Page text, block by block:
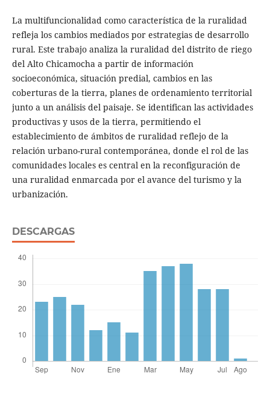
La multifuncionalidad como característica de la ruralidad
refleja los cambios mediados por estrategias de desarrollo
rural. Este trabajo analiza la ruralidad del distrito de riego
del Alto Chicamocha a partir de información
socioeconómica, situación predial, cambios en las
coberturas de la tierra, planes de ordenamiento territorial
junto a un análisis del paisaje. Se identifican las actividades
productivas y usos de la tierra, permitiendo el
establecimiento de ámbitos de ruralidad reflejo de la
relación urbano-rural contemporánea, donde el rol de las
comunidades locales es central en la reconfiguración de
una ruralidad enmarcada por el avance del turismo y la
urbanización.
DESCARGAS